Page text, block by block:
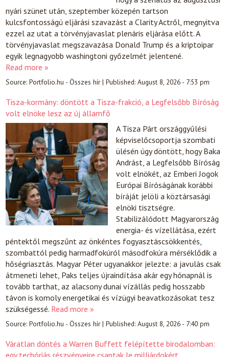
nyári szünet után, szeptember közepén tartson
kulcsfontosságú eljárási szavazást a Clarity Actről, megnyitva
ezzel az utat a törvényjavaslat plenáris eljárása előtt. A
törvényjavaslat megszavazása Donald Trump és a kriptoipar
egyik legnagyobb washingtoni győzelmét jelentené.
Read more »
Source:Portfolio.hu - Összes hír|Published:August 8, 2026 - 7:53 pm
Tisza-kormány: döntött a Tisza-frakció, a Legfelsőbb Bíróság
volt elnöke lesz az új államfő
A Tisza Párt országgyűlési
képviselőcsoportja szombati
ülésén úgy döntött, hogy Baka
Andrást, a Legfelsőbb Bíróság
volt elnökét, az Emberi Jogok
Európai Bíróságának korábbi
bíráját jelöli a köztársasági
elnöki tisztségre.
Stabilizálódott Magyarország
energia- és vízellátása, ezért
péntektől megszűnt az önkéntes fogyasztáscsökkentés,
szombattól pedig harmadfokúról másodfokúra mérséklődik a
hőségriasztás. Magyar Péter ugyanakkor jelezte: a javulás csak
átmeneti lehet, Paks teljes újraindítása akár egy hónapnál is
tovább tarthat, az alacsony dunai vízállás pedig hosszabb
távon is komoly energetikai és vízügyi beavatkozásokat tesz
szükségessé. Read more »
Source:Portfolio.hu - Összes hír|Published:August 8, 2026 - 7:40 pm
Váratlan döntés a Warren Buffett felépítette birodalomban:
egy techóriás részvényeire csaptak le milliárdokért